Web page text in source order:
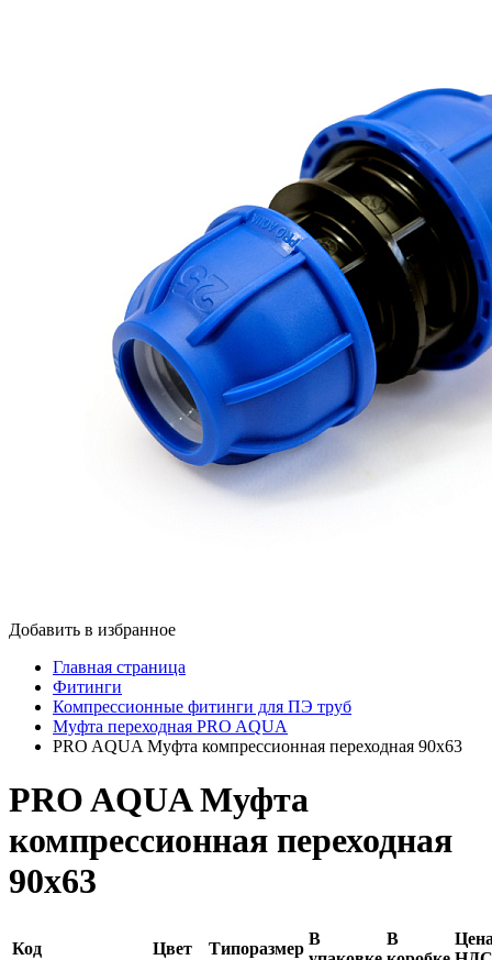
Добавить в избранное
Главная страница
Фитинги
Компрессионные фитинги для ПЭ труб
Муфта переходная PRO AQUA
PRO AQUA Муфта компрессионная переходная 90x63
PRO AQUA Муфта
компрессионная переходная
90x63
Код Цвет Типоразмер
В
В